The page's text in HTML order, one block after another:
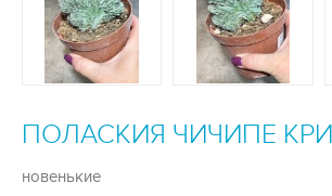
ПОЛАСКИЯ ЧИЧИПЕ
новенькие